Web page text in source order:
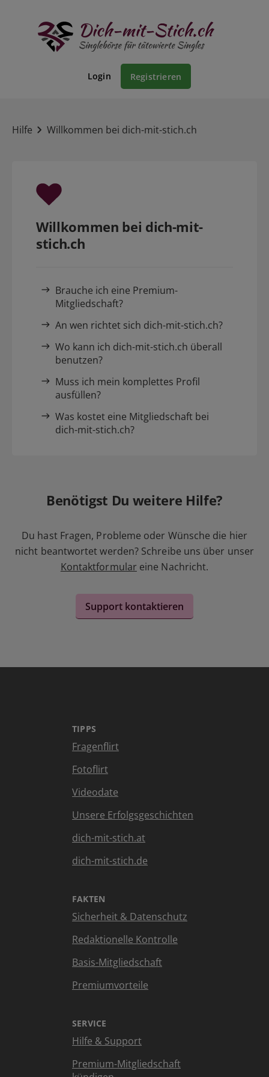
Login Registrieren
Hilfe Willkommen bei dich-mit-stich.ch
Willkommen bei dich-mit-
stich.ch
Brauche ich eine Premium-
Mitgliedschaft?
An wen richtet sich dich-mit-stich.ch?
Wo kann ich dich-mit-stich.ch überall
benutzen?
Muss ich mein komplettes Profil
ausfüllen?
Was kostet eine Mitgliedschaft bei
dich-mit-stich.ch?
Benötigst Du weitere Hilfe?
Du hast Fragen, Probleme oder Wünsche die hier
nicht beantwortet werden? Schreibe uns über unser
Kontaktformular eine Nachricht.
Support kontaktieren
TIPPS
Fragenflirt
Fotoflirt
Videodate
Unsere Erfolgsgeschichten
dich-mit-stich.at
dich-mit-stich.de
FAKTEN
Sicherheit & Datenschutz
Redaktionelle Kontrolle
Basis-Mitgliedschaft
Premiumvorteile
SERVICE
Hilfe & Support
Premium-Mitgliedschaft